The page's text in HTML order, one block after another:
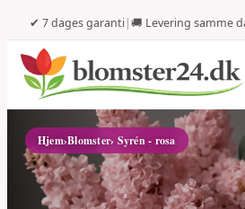
✔ 7 dages garanti|🚚 Levering samme
Hjem›Blomster› Syrén - rosa